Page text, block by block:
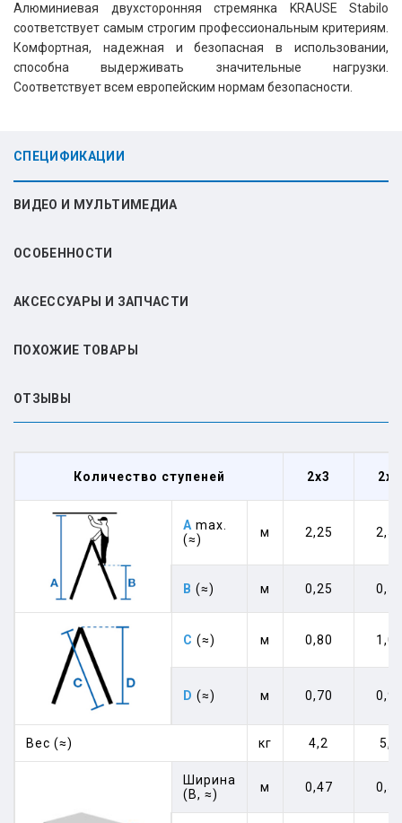
Алюминиевая двухсторонняя стремянка KRAUSE Stabilo
соответствует самым строгим профессиональным критериям.
Комфортная, надежная и безопасная в использовании,
способна выдерживать значительные нагрузки.
Соответствует всем европейским нормам безопасности.
СПЕЦИФИКАЦИИ
ВИДЕО И МУЛЬТИМЕДИА
ОСОБЕННОСТИ
АКСЕССУАРЫ И ЗАПЧАСТИ
ПОХОЖИЕ ТОВАРЫ
ОТЗЫВЫ
Количество ступеней 2x3 2x4
A max.
(≈)
м 2,25
B (≈) м 0,25
C (≈) м 0,80
D (≈) м 0,70
Вес (≈) кг 4,2 5,5
Ширина
(В, ≈)
м 0,47